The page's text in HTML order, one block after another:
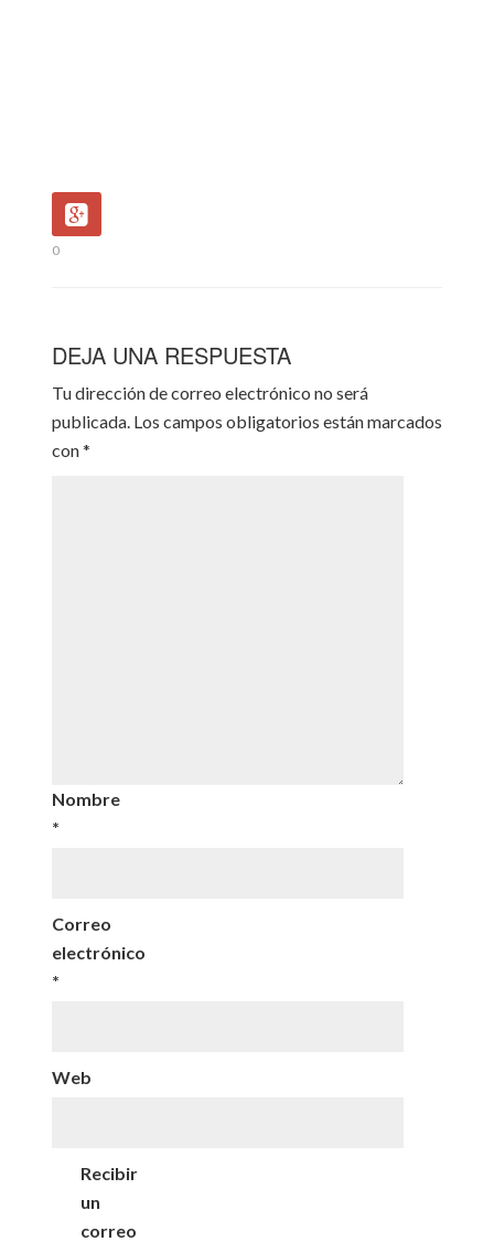
0
DEJA UNA RESPUESTA
Tu dirección de correo electrónico no será
publicada. Los campos obligatorios están marcados
con*
Nombre
*
Correo
electrónico
*
Web
Recibir
un
correo